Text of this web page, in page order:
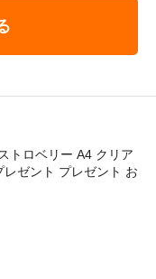
トロベリー A4 クリア
ゼント プレゼント お